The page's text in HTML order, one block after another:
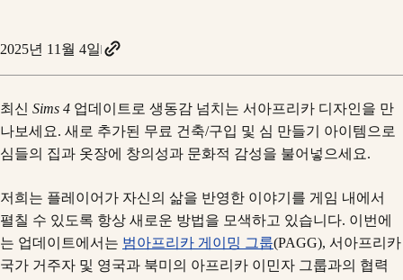
2025년 11월 4일
최신 Sims 4 업데이트로 생동감 넘치는 서아프리카 디자인을 만
나보세요. 새로 추가된 무료 건축/구입 및 심 만들기 아이템으로
심들의 집과 옷장에 창의성과 문화적 감성을 불어넣으세요.
저희는 플레이어가 자신의 삶을 반영한 이야기를 게임 내에서
펼칠 수 있도록 항상 새로운 방법을 모색하고 있습니다. 이번에
는 업데이트에서는 범아프리카 게이밍 그룹(PAGG), 서아프리카
국가 거주자 및 영국과 북미의 아프리카 이민자 그룹과의 협력